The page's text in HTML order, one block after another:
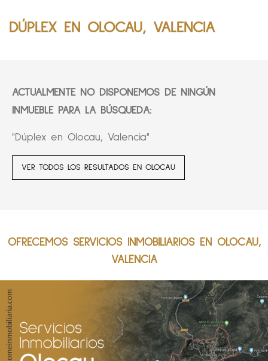
DÚPLEX EN OLOCAU, VALENCIA
ACTUALMENTE NO DISPONEMOS DE NINGÚN
INMUEBLE PARA LA BÚSQUEDA:
"Dúplex en Olocau, Valencia"
VER TODOS LOS RESULTADOS EN OLOCAU
OFRECEMOS SERVICIOS INMOBILIARIOS EN OLOCAU,
VALENCIA